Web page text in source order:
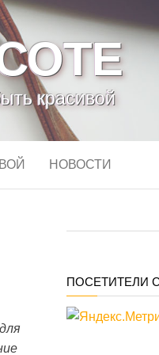
красивой
НОВОСТИ
ПОСЕТИТЕЛИ